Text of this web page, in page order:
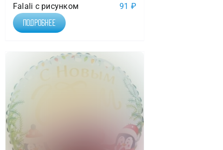
Falali с рисунком 91 ₽
Подробнее